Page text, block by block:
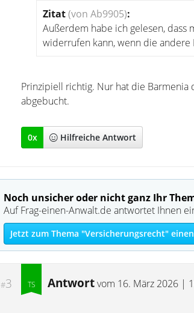
Zitat(von Ab9905):
Außerdem habe ich gelesen, dass
widerrufen kann, wenn die
Prinzipiell richtig. Nur hat die
abgebucht.
0x Hilfreiche Antwort
Noch unsicher oder nicht ganz Ihr
Auf Frag-einen-Anwalt.de antwortet Ihnen
Jetzt zum Thema "Versicherungsrecht"
#3 Antwortvom 16. März 2026 |